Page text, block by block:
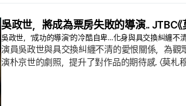
吳政世，將成為票房失敗的導演.. JTBC
吳政世，‘成功的導演’的冷酷自卑…化身與具交換糾纏不
演員吳政世與具交換糾纏不清的愛恨關係，為觀眾
演朴京世的劇照，提升了對作品的期待感. 〈莫